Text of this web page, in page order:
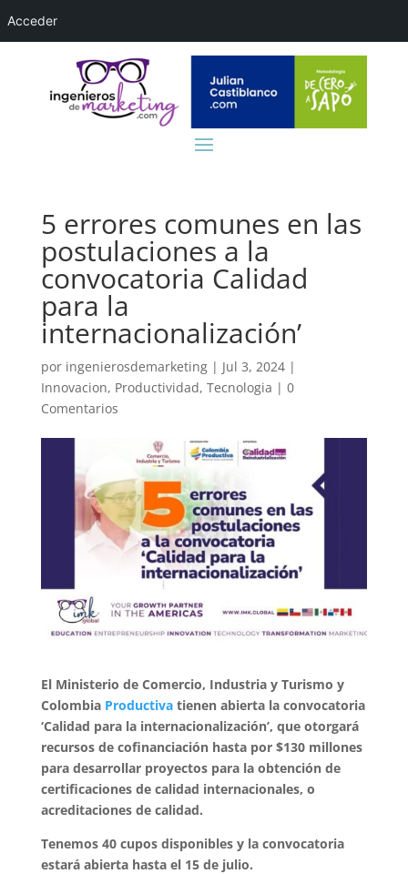
5 errores comunes en las
postulaciones a la
convocatoria Calidad
para la
internacionalización’
por ingenierosdemarketing| Jul 3, 2024|
Innovacion, Productividad, Tecnologia | 0
Comentarios
El Ministerio de Comercio, Industria y Turismo y
ColombiaProductiva tienen abierta la convocatoria
‘Calidad para la internacionalización’, que otorgará
recursos de cofinanciación hasta por $130 millones
para desarrollar proyectos para la obtención de
certificaciones de calidad internacionales, o
acreditaciones de calidad.
Tenemos 40 cupos disponibles y la convocatoria
estará abierta hasta el 15 de julio.
Acceder